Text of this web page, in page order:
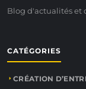
Blog d'actualités et
CATÉGORIES
CRÉATION